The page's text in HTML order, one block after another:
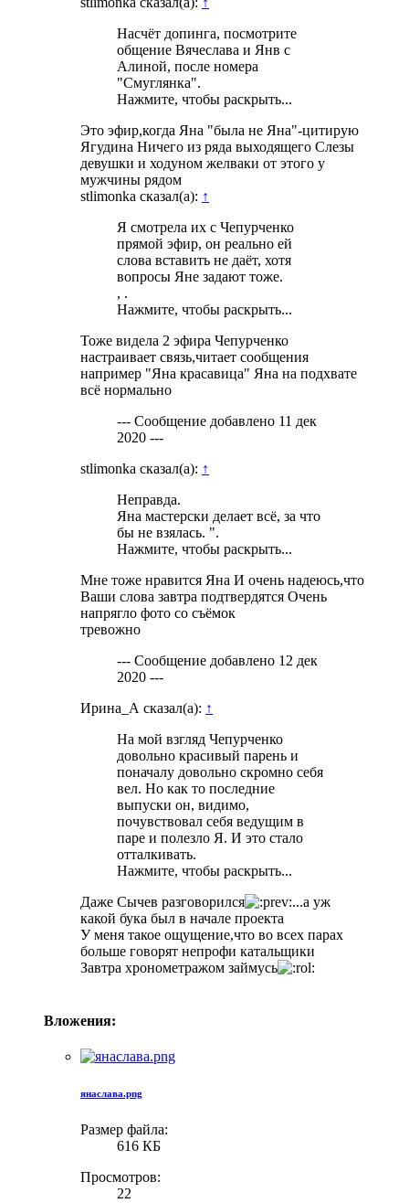
Насчёт допинга, посмотрите
общение Вячеслава и Янв с
Алиной, после номера
"Смуглянка".
Нажмите, чтобы раскрыть...
Это эфир,когда Яна "была не Яна"-цитирую
Ягудина Ничего из ряда выходящего Слезы
девушки и ходуном желваки от этого у
мужчины рядом
stlimonka сказал(а): ↑
Я смотрела их с Чепурченко
прямой эфир, он реально ей
слова вставить не даёт, хотя
вопросы Яне задают тоже.
, .
Нажмите, чтобы раскрыть...
Тоже видела 2 эфира Чепурченко
настраивает связь,читает сообщения
например "Яна красавица" Яна на подхвате
всё нормально
--- Сообщение добавлено 11 дек
2020 ---
stlimonka сказал(а): ↑
Неправда.
Яна мастерски делает всё, за что
бы не взялась. ".
Нажмите, чтобы раскрыть...
Мне тоже нравится Яна И очень надеюсь,что
Ваши слова завтра подтвердятся Очень
напрягло фото со съёмок
тревожно
--- Сообщение добавлено 12 дек
2020 ---
Ирина_А сказал(а): ↑
На мой взгляд Чепурченко
довольно красивый парень и
поначалу довольно скромно себя
вел. Но как то последние
выпуски он, видимо,
почувствовал себя ведущим в
паре и полезло Я. И это стало
отталкивать.
Нажмите, чтобы раскрыть...
Даже Сычев разговорился
...а уж
какой бука был в начале проекта
У меня такое ощущение,что во всех парах
больше говорят непрофи катальщики
Завтра хронометражом займусь
Вложения:
янаслава.png
Размер файла:
616 КБ
Просмотров:
22